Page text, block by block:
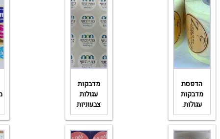
הדפסת
מדבקות
עגולות.
מדבקות
עגולות
צבעוניות